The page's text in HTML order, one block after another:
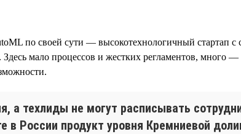
по своей сути — высокотехнологичный стартап с
мало процессов и жестких регламентов, много
а техлиды не могут расписывать
в России продукт уровня Кремниевой